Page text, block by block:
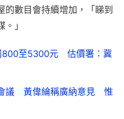
的數目會持續增加，「睇到
」
800至5300元 估價署：冀
議 黃偉綸稱廣納意見 惟